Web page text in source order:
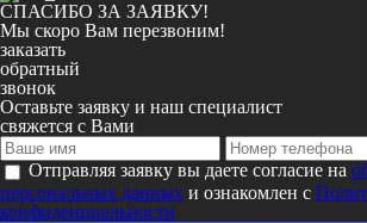
СПАСИБО ЗА ЗАЯВКУ!
Мы скоро Вам перезвоним!
заказать
обратный
звонок
Оставьте заявку и наш специалист
свяжется с Вами
Отправляя заявку вы даете согласие на
персональных данных и ознакомлен с
конфиденциальности